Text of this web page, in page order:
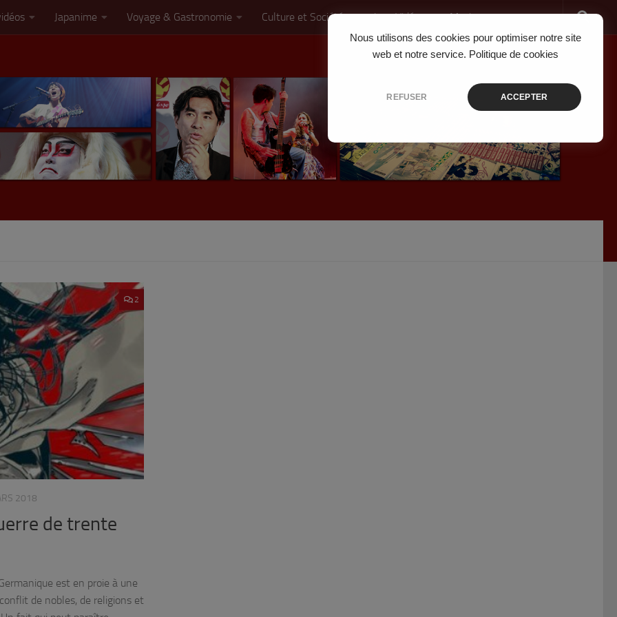
Nous utilisons des cookies pour optimiser notre site
web et notre service. Politique de cookies
REFUSER ACCEPTER
Japanime Voyage & Gastronomie Culture et Société Jeux Vidéo Musique
2
2018
de trente
est en proie à une
de nobles, de religions et